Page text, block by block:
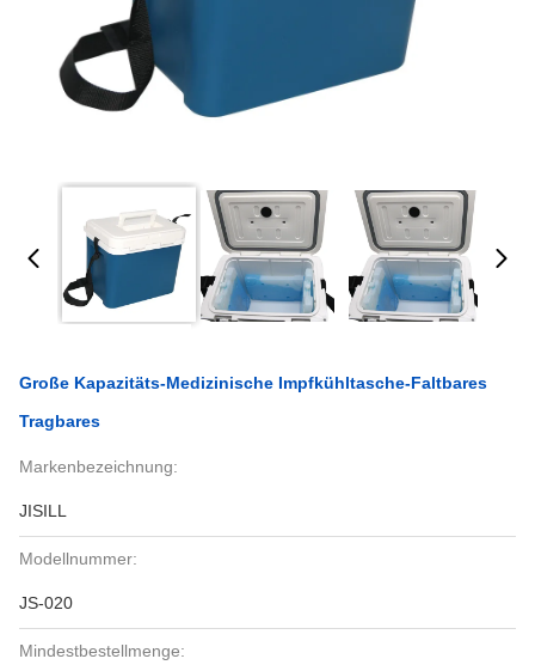
Große Kapazitäts-Medizinische Impfkühltasche-Faltbares
Tragbares
Markenbezeichnung:
JISILL
Modellnummer:
JS-020
Mindestbestellmenge: